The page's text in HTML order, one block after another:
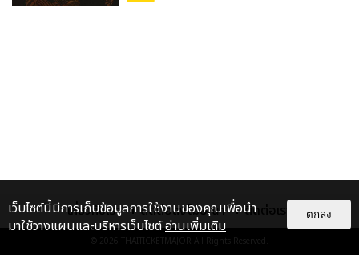
เกี่ยวกับเรา ติดต่อลงโฆษณา ติดต่อเรา
© 2026 THAITICKETMAJOR All Rights Reserved.
เว็บไซต์นี้มีการเก็บข้อมูลการใช้งานของคุณเพื่อนำ
มาใช้วางแผนและบริหารเว็บไซต์อ่านเพิ่มเติม
ตกลง